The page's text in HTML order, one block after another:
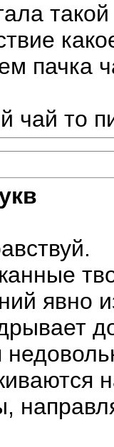
пачка
чай то
явно